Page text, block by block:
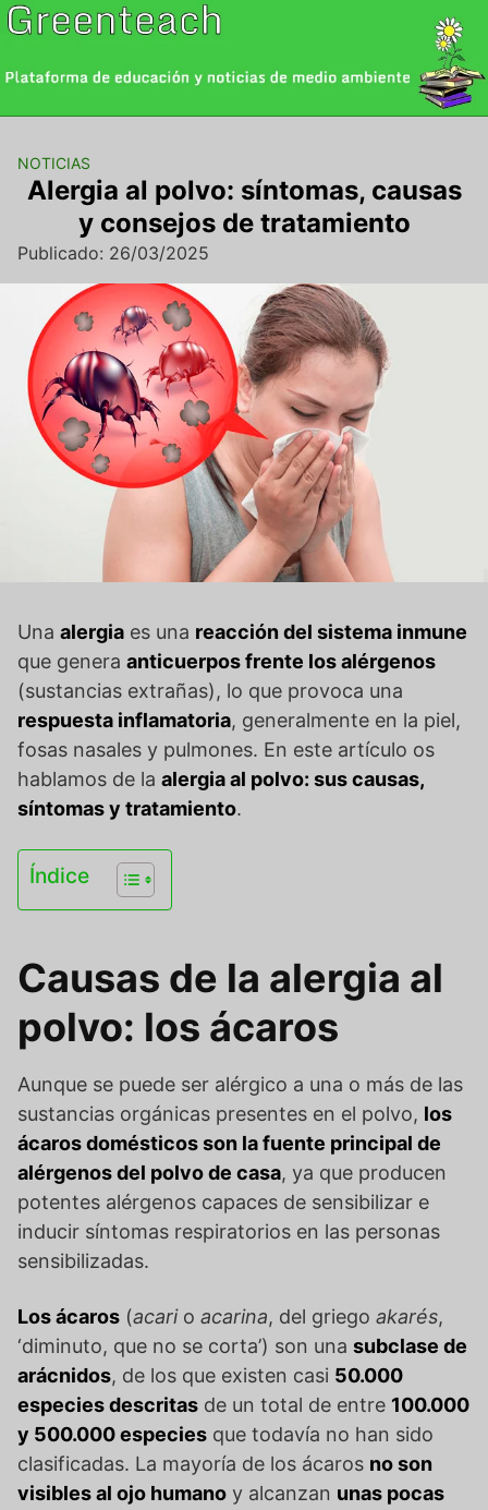
Saltar
al
NOTICIAS
Alergia al polvo: síntomas, causas
y consejos de tratamiento
Publicado: 26/03/2025
Una alergia es una reacción del sistema inmune
que genera anticuerpos frente los alérgenos
(sustancias extrañas), lo que provoca una
respuesta inflamatoria, generalmente en la piel,
fosas nasales y pulmones. En este artículo os
hablamos de la alergia al polvo: sus causas,
síntomas y tratamiento.
Índice
Causas de la alergia al
polvo: los ácaros
Aunque se puede ser alérgico a una o más de las
sustancias orgánicas presentes en el polvo, los
ácaros domésticos son la fuente principal de
alérgenos del polvo de casa, ya que producen
potentes alérgenos capaces de sensibilizar e
inducir síntomas respiratorios en las personas
sensibilizadas.
Los ácaros (acario acarina, del griego akarés,
‘diminuto, que no se corta’) son una subclase de
arácnidos, de los que existen casi 50.000
especies descritas de un total de entre 100.000
y 500.000 especies que todavía no han sido
clasificadas. La mayoría de los ácaros no son
visibles al ojo humano y alcanzan unas pocas